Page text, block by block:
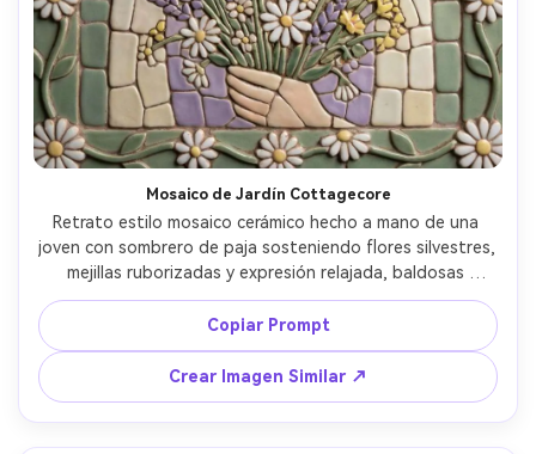
Mosaico de Jardín Cottagecore
Retrato estilo mosaico cerámico hecho a mano de una
joven con sombrero de paja sosteniendo flores silvestres,
mejillas ruborizadas y expresión relajada, baldosas
cerámicas redondeadas con esmaltado mate, paleta
verde salvia y crema con toques de lavanda, borde de
enredaderas y margaritas, luz de sol suave expresada en
baldosas cálidas, imperfecciones artesanales muy
detalladas, composición pastoral acogedora, lente de
85mm, profundidad de campo reducida --ar 4:5
Copiar Prompt
Crear Imagen Similar ↗
Crea imágenes IA
ilimitadas. 100 %
gratis!
Empieza Gratis→